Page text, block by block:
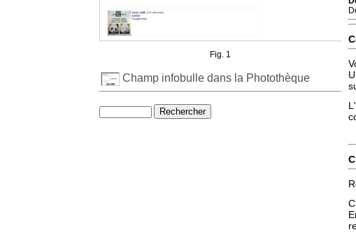
Fig. 1
Champ infobulle dans la Photothèque